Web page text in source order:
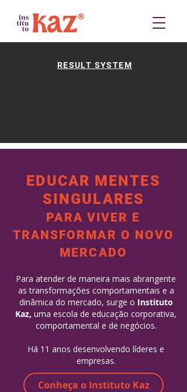
RESULT SYSTEM
EDUCAR MENTES
SINGULARES
PARA VIVER E
TRANSFORMAR O NOVO
MERCADO
Para atender de maneira mais abrangente
as transformações comportamentais e a
dinâmica do mercado, surge o Instituto
Kaz, uma escola de educação corporativa,
comportamental e de negócios.
Há 11 anos desenvolvendo líderes e
empresas.
Conheça o Instituto Kaz